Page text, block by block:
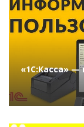
«1С:Касса» —